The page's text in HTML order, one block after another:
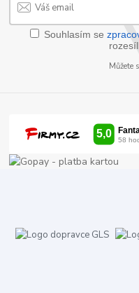
Souhlasím se
Můžete